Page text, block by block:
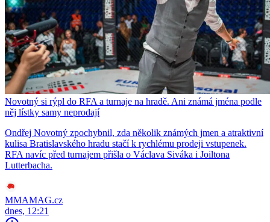
Novotný si rýpl do RFA a turnaje na hradě. Ani známá jména podle
něj lístky samy neprodají
Ondřej Novotný zpochybnil, zda několik známých jmen a atraktivní
kulisa Bratislavského hradu stačí k rychlému prodeji vstupenek.
RFA navíc před turnajem přišla o Václava Siváka i Joiltona
Lutterbacha.
MMAMAG.cz
dnes, 12:21